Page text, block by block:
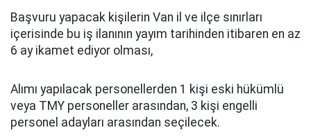
Başvuru yapacak kişilerin Van il ve ilçe sınırları
içerisinde bu iş ilanının yayım tarihinden itibaren en az
6 ay ikamet ediyor olması,
Alımı yapılacak personellerden 1 kişi eski hükümlü
veya TMY personeller arasından, 3 kişi engelli
personel adayları arasından seçilecek.